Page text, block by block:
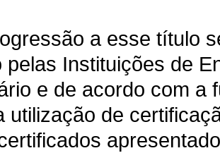
a esse título
pelas Instituições de
e de acordo com a
utilização de